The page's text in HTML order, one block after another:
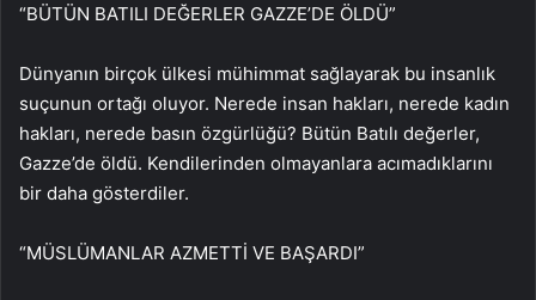
“BÜTÜN BATILI DEĞERLER GAZZE’DE ÖLDÜ”
Dünyanın birçok ülkesi mühimmat sağlayarak bu insanlık
suçunun ortağı oluyor. Nerede insan hakları, nerede kadın
hakları, nerede basın özgürlüğü? Bütün Batılı değerler,
Gazze’de öldü. Kendilerinden olmayanlara acımadıklarını
bir daha gösterdiler.
“MÜSLÜMANLAR AZMETTİ VE BAŞARDI”